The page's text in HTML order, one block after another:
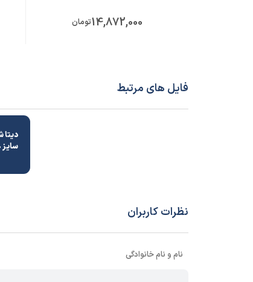
14,872,000تومان
فایل های مرتبط
سایز 90 چینی
نظرات کاربران
نام و نام خانوادگی